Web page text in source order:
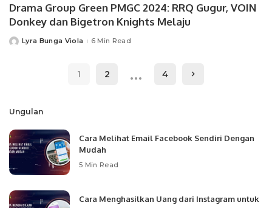
Drama Group Green PMGC 2024: RRQ Gugur, VOIN
Donkey dan Bigetron Knights Melaju
PostedLyra Bunga Viola 6 Min Read
1 2 … 4
Ungulan
Cara Melihat Email Facebook Sendiri Dengan
Mudah
5 Min Read
Cara Menghasilkan Uang dari Instagram untuk